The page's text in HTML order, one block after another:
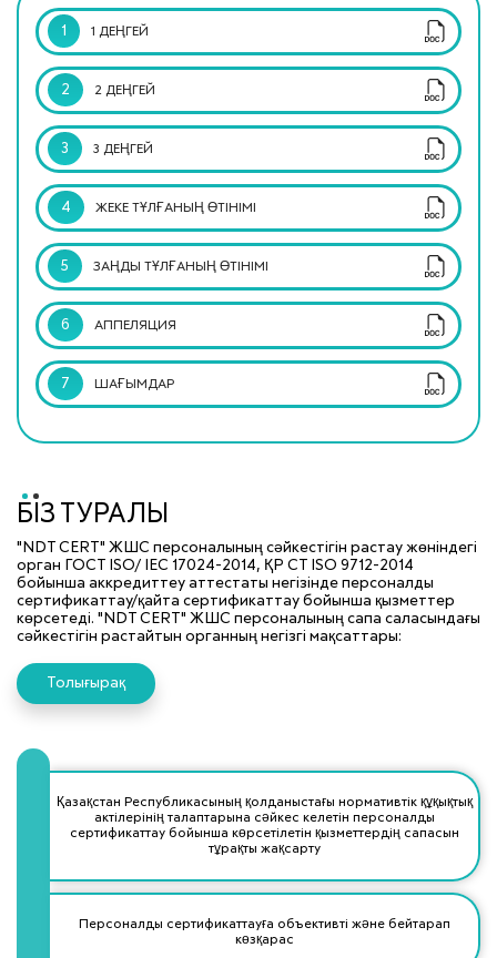
1 1 ДЕҢГЕЙ
2 2 ДЕҢГЕЙ
3 3 ДЕҢГЕЙ
4 ЖЕКЕ ТҰЛҒАНЫҢ ӨТІНІМІ
5 ЗАҢДЫ ТҰЛҒАНЫҢ ӨТІНІМІ
6 АППЕЛЯЦИЯ
7 ШАҒЫМДАР
БІЗ ТУРАЛЫ
"NDT CERT" ЖШС персоналының сәйкестігін растау жөніндегі
орган ГОСТ ISO/ IEC 17024-2014, ҚР СТ ISO 9712-2014
бойынша аккредиттеу аттестаты негізінде персоналды
сертификаттау/қайта сертификаттау бойынша қызметтер
көрсетеді. "NDT CERT" ЖШС персоналының сапа саласындағы
сәйкестігін растайтын органның негізгі мақсаттары:
Толығырақ
Қазақстан Республикасының қолданыстағы нормативтік құқықтық
актілерінің талаптарына сәйкес келетін персоналды
сертификаттау бойынша көрсетілетін қызметтердің сапасын
тұрақты жақсарту
Персоналды сертификаттауға объективті және бейтарап
көзқарас